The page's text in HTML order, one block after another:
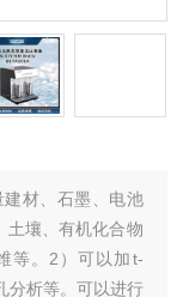
材、石墨、电池
土壤、有机化合物
等。2）可以加t-
分析等。可以进行